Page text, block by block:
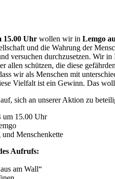
15.00 Uhr wollen wir in Lemgo
und die Wahrung der
versuchen durchzusetzen. Wir
allen schützen, die diese
wir als Menschen mit
Vielfalt ist ein Gewinn. Das
sich an unserer Aktion zu
um 15.00 Uhr
Menschenkette
Aufrufs:
am Wall“